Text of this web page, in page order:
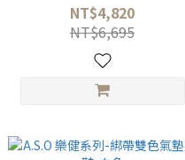
NT$4,820
NT$6,695